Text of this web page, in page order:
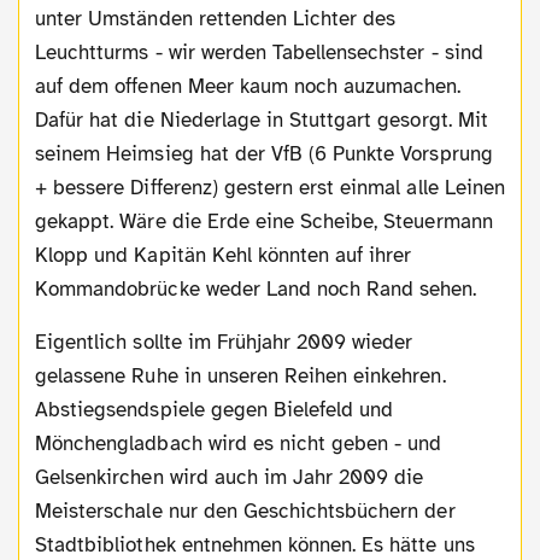
unter Umständen rettenden Lichter des
Leuchtturms - wir werden Tabellensechster - sind
auf dem offenen Meer kaum noch auzumachen.
Dafür hat die Niederlage in Stuttgart gesorgt. Mit
seinem Heimsieg hat der VfB (6 Punkte Vorsprung
+ bessere Differenz) gestern erst einmal alle Leinen
gekappt. Wäre die Erde eine Scheibe, Steuermann
Klopp und Kapitän Kehl könnten auf ihrer
Kommandobrücke weder Land noch Rand sehen.
Eigentlich sollte im Frühjahr 2009 wieder
gelassene Ruhe in unseren Reihen einkehren.
Abstiegsendspiele gegen Bielefeld und
Mönchengladbach wird es nicht geben - und
Gelsenkirchen wird auch im Jahr 2009 die
Meisterschale nur den Geschichtsbüchern der
Stadtbibliothek entnehmen können. Es hätte uns